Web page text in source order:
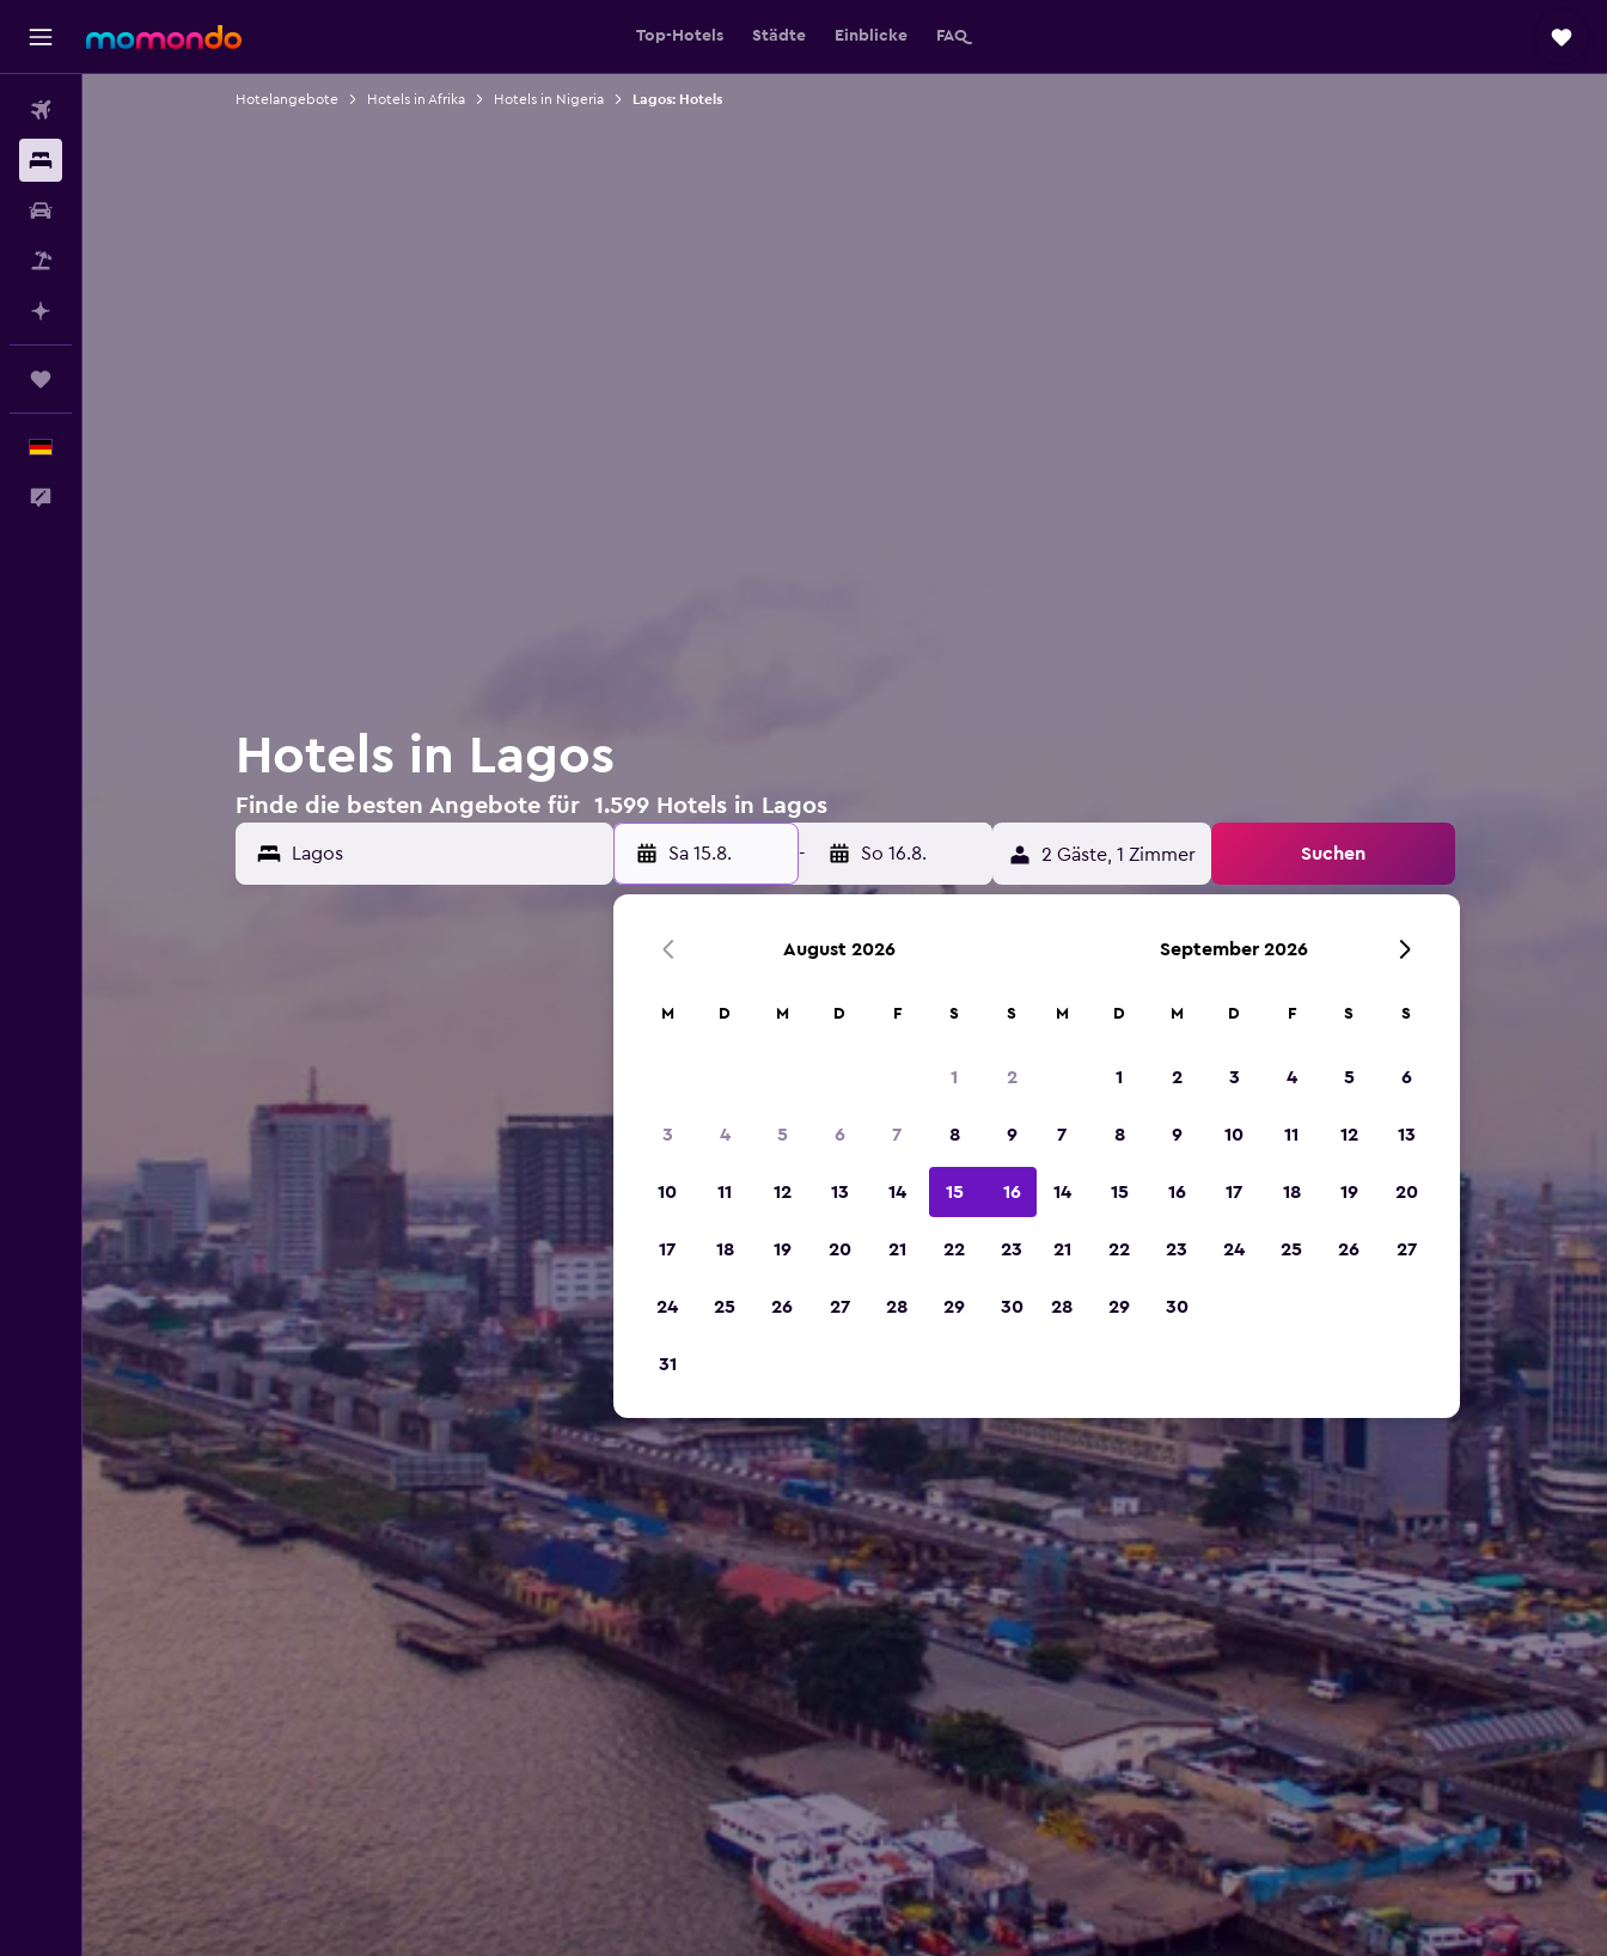
Top-Hotels Städte Einblicke FAQ
Hotelangebote Hotels in Afrika Hotels in Nigeria Lagos: Hotels
Hotels in Lagos
Finde die besten Angebote für 1.599 Hotels in Lagos
Sa 15.8. - So 16.8. 2 Gäste, 1 Zimmer Suchen
August 2026
M D M D F S S
1 2
3 4 5 6 7 8 9
10 11 12 13 14 15 16
17 18 19 20 21 22 23
24 25 26 27 28 29 30
31
September 2026
M D M D F S S
1 2 3 4 5 6
7 8 9 10 11 12 13
14 15 16 17 18 19 20
21 22 23 24 25 26 27
28 29 30